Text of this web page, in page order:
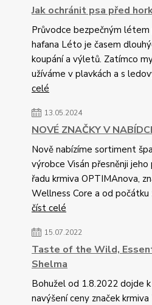
Jak ochránit psa před
Průvodce bezpečným létem
hafana Léto je časem
koupání a výletů. Zatímco
užíváme v plavkách a s
celé
13.05.2024
NOVÉ ZNAČKY V
Nově nabízíme sortiment
výrobce Visán přesněnji
řadu krmiva OPTIMAnova,
Wellness Core a od počátku
číst celé
15.07.2022
Taste of the Wild,
Shelma
Bohužel od 1.8.2022 dojde
navýšení ceny značek